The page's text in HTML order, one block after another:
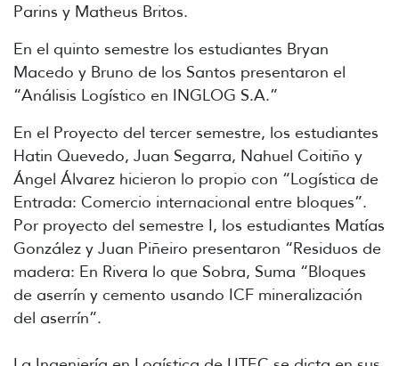
Parins y Matheus Britos.
En el quinto semestre los estudiantes Bryan
Macedo y Bruno de los Santos presentaron el
“Análisis Logístico en INGLOG S.A.”
En el Proyecto del tercer semestre, los estudiantes
Hatin Quevedo, Juan Segarra, Nahuel Coitiño y
Ángel Álvarez hicieron lo propio con “Logística de
Entrada: Comercio internacional entre bloques”.
Por proyecto del semestre I, los estudiantes Matías
González y Juan Piñeiro presentaron “Residuos de
madera: En Rivera lo que Sobra, Suma “Bloques
de aserrín y cemento usando ICF mineralización
del aserrín”.